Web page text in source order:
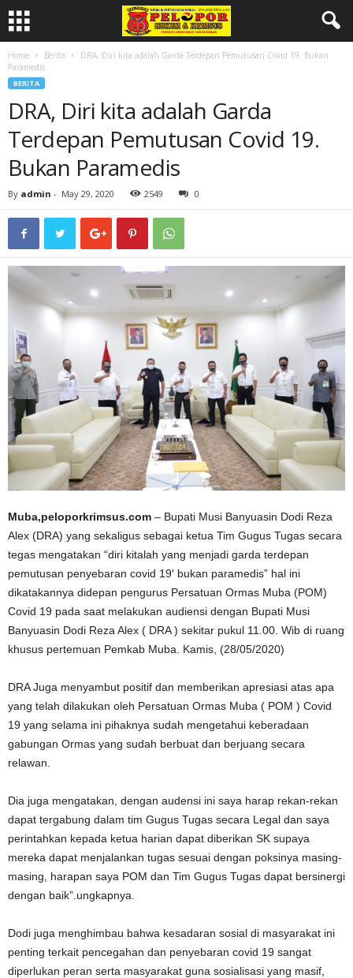
Home Berita
DRA, Diri kita adalah Garda Terdepan Pemutusan Covid 19. Bukan
Paramedis
BERITA
DRA, Diri kita adalah Garda
Terdepan Pemutusan Covid 19.
Bukan Paramedis
By admin - May 29, 2020 2549 0
Muba,peloporkrimsus.com – Bupati Musi Banyuasin Dodi Reza
Alex (DRA) yang sekaligus sebagai ketua Tim Gugus Tugas secara
tegas mengatakan “diri kitalah yang menjadi garda terdepan
pemutusan penyebaran covid 19′ bukan paramedis” hal ini
dikatakannya didepan pengurus Persatuan Ormas Muba (POM)
Covid 19 pada saat melakukan audiensi dengan Bupati Musi
Banyuasin Dodi Reza Alex ( DRA ) sekitar pukul 11.00. Wib di ruang
khusus pertemuan Pemkab Muba. Kamis, (28/05/2020)
DRA Juga menyambut positif dan memberikan apresiasi atas apa
yang telah dilakukan oleh Persatuan Ormas Muba ( POM ) Covid
19 yang selama ini pihaknya sudah mengetahui keberadaan
gabungan Ormas yang sudah berbuat dan berjuang secara
relawan.
Dia juga mengatakan, dengan audensi ini saya harap rekan-rekan
dapat tergabung dalam tim Gugus Tugas secara Legal dan saya
perintahkan kepada ketua harian dapat diberikan SK supaya
mereka dapat menjalankan tugas sesuai dengan poksinya masing-
masing, harapan saya POM dan Tim Gugus Tugas dapat bersinergi
dengan baik”.ungkapnya.
Dodi juga menghimbau bahwa kesadaran sosial di masyarakat ini
penting terkait pencegahan dan penyebaran covid 19 sangat
diperlukan peran serta masyarakat guna sosialisasi yang masif,